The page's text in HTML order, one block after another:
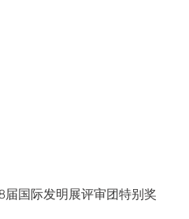
国际发明展评审团特别奖